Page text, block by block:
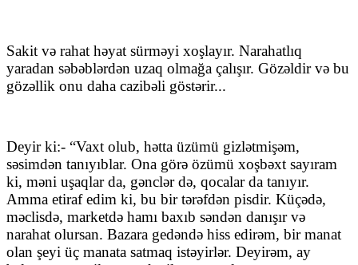
Sakit və rahat həyat sürməyi xoşlayır. Narahatlıq
yaradan səbəblərdən uzaq olmağa çalışır. Gözəldir və bu
gözəllik onu daha cazibəli göstərir...
Deyir ki:- “Vaxt olub, hətta üzümü gizlətmişəm,
səsimdən tanıyıblar. Ona görə özümü xoşbəxt sayıram
ki, məni uşaqlar da, gənclər də, qocalar da tanıyır.
Amma etiraf edim ki, bu bir tərəfdən pisdir. Küçədə,
məclisdə, marketdə hamı baxıb səndən danışır və
narahat olursan. Bazara gedəndə hiss edirəm, bir manat
olan şeyi üç manata satmaq istəyirlər. Deyirəm, ay